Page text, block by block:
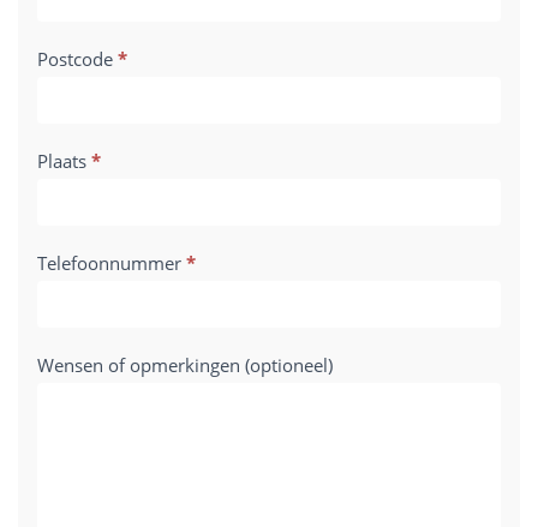
Postcode *
Plaats *
Telefoonnummer *
Wensen of opmerkingen (optioneel)